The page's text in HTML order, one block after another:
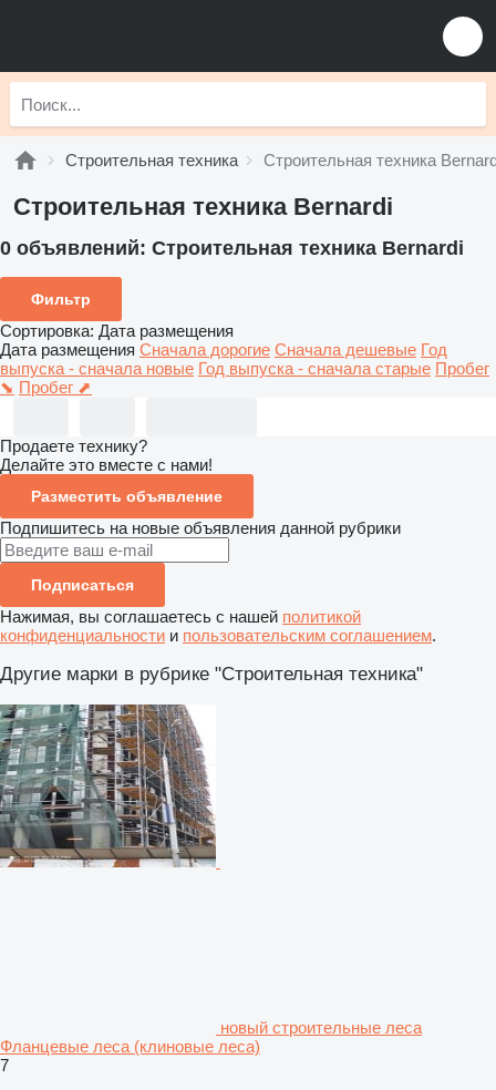
Строительная техника Строительная техника
Строительная техника Bernardi
0 объявлений: Строительная техника Bernardi
Фильтр
Сортировка: Дата размещения
Дата размещения Сначала дорогие Сначала дешевые Год
выпуска - сначала новые Год выпуска - сначала старые Пробег
⬊ Пробег ⬈
Продаете технику?
Делайте это вместе с нами!
Разместить объявление
Подпишитесь на новые объявления данной рубрики
Подписаться
Нажимая, вы соглашаетесь с нашей политикой
конфиденциальности и пользовательским соглашением.
Другие марки в рубрике "Строительная техника"
новый строительные леса
Фланцевые леса (клиновые леса)
7